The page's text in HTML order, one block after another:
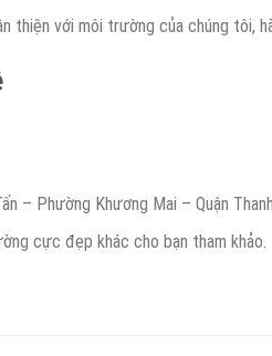
thiện với môi trường của chúng tôi,
– Phường Khương Mai – Quận
cực đẹp khác cho bạn tham khảo.